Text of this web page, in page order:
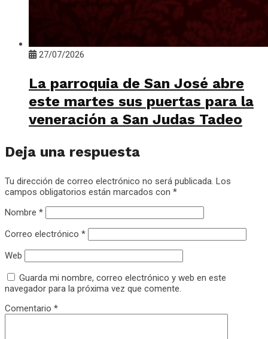
27/07/2026
La parroquia de San José abre
este martes sus puertas para la
veneración a San Judas Tadeo
Deja una respuesta
Tu dirección de correo electrónico no será publicada. Los
campos obligatorios están marcados con *
Nombre *
Correo electrónico *
Web
Guarda mi nombre, correo electrónico y web en este
navegador para la próxima vez que comente.
Comentario *